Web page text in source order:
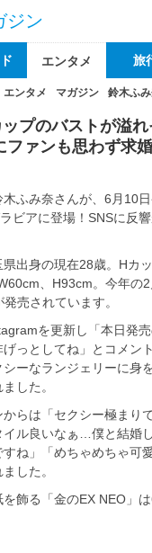
ジン
エンタメ 旅
エンタメ マガジン 鈴木ふ
プのバストが溢
ァンも思わず求婚
ふみ奈さんが、6月10
ビアに登場！SNSに反
出身の現在28歳。Hカ
、H93cm。今年の
売されています。
を更新し「本日発
っとしてね」とコメン
ーなランジェリーに身
した。
らは「セクシー極まり
イル良いなぁ…僕と結婚
ね」「めちゃめちゃ可
した。
飾る「金のEX NEO」